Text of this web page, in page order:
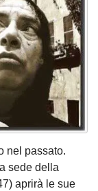
nel passato.
sede della
aprirà le sue